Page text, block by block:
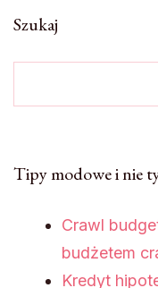
Szukaj
Tipy modowe i nie
Crawl
budżetem
Kredyt